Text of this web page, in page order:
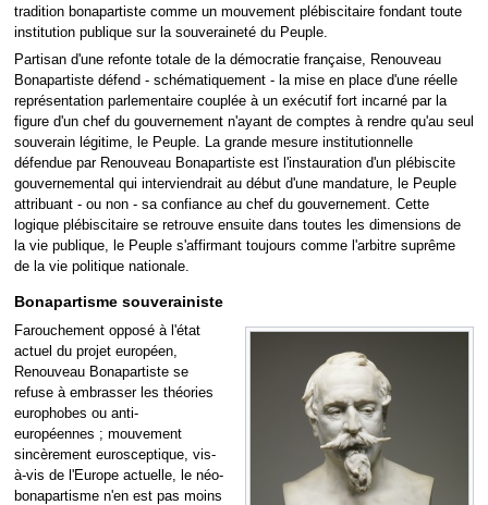
tradition bonapartiste comme un mouvement plébiscitaire fondant toute
institution publique sur la souveraineté du Peuple.
Partisan d'une refonte totale de la démocratie française, Renouveau
Bonapartiste défend - schématiquement - la mise en place d'une réelle
représentation parlementaire couplée à un exécutif fort incarné par la
figure d'un chef du gouvernement n'ayant de comptes à rendre qu'au seul
souverain légitime, le Peuple. La grande mesure institutionnelle
défendue par Renouveau Bonapartiste est l'instauration d'un plébiscite
gouvernemental qui interviendrait au début d'une mandature, le Peuple
attribuant - ou non - sa confiance au chef du gouvernement. Cette
logique plébiscitaire se retrouve ensuite dans toutes les dimensions de
la vie publique, le Peuple s'affirmant toujours comme l'arbitre suprême
de la vie politique nationale.
Bonapartisme souverainiste
Farouchement opposé à l'état
actuel du projet européen,
Renouveau Bonapartiste se
refuse à embrasser les théories
europhobes ou anti-
européennes ; mouvement
sincèrement eurosceptique, vis-
à-vis de l'Europe actuelle, le néo-
bonapartisme n'en est pas moins